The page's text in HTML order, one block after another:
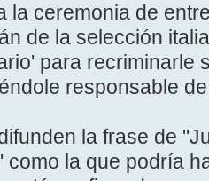
la ceremonia de
de la selección
para recriminarle
responsable
la frase de
como la que podría